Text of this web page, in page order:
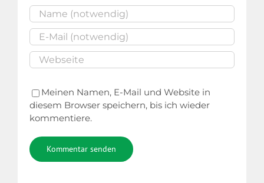
Meinen Namen, E-Mail und Website in
diesem Browser speichern, bis ich wieder
kommentiere.